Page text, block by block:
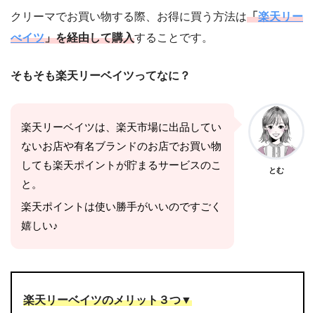
クリーマでお買い物する際、お得に買う方法は「楽天リー
べイツ」を経由して購入することです。
そもそも楽天リーベイツってなに？
楽天リーベイツは、楽天市場に出品してい
ないお店や有名ブランドのお店でお買い物
しても楽天ポイントが貯まるサービスのこ
と。
楽天ポイントは使い勝手がいいのですごく
嬉しい♪
とむ
楽天リーベイツのメリット３つ▼